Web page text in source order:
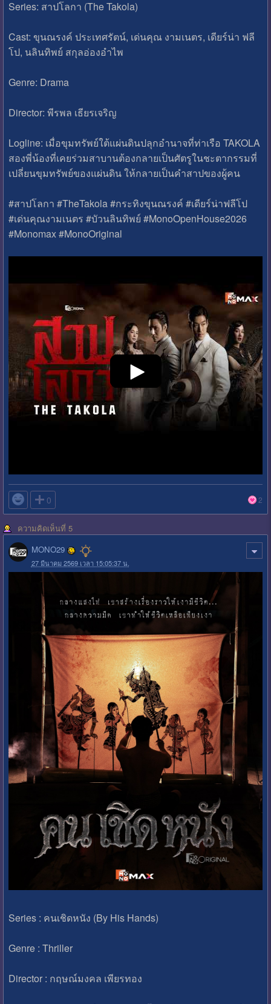
Series: สาปโลกา (The Takola)
Cast: ขุนณรงค์ ประเทศรัตน์, เด่นคุณ งามเนตร, เดียร์น่า ฟลี
โป, นลินทิพย์ สกุลอ่องอําไพ
Genre: Drama
Director: พีรพล เธียรเจริญ
Logline: เมื่อขุมทรัพย์ใต้แผ่นดินปลุกอำนาจที่ท่าเรือ TAKOLA
สองพี่น้องที่เคยร่วมสาบานต้องกลายเป็นศัตรูในชะตากรรมที่
เปลี่ยนขุมทรัพย์ของแผ่นดิน ให้กลายเป็นคำสาปของผู้คน
#สาปโลกา #TheTakola #กระทิงขุนณรงค์ #เดียร์น่าฟลีโป
#เด่นคุณงามเนตร #บัวนลินทิพย์ #MonoOpenHouse2026
#Monomax #MonoOriginal
 0 2
ความคิดเห็นที่ 5
MONO29
27 มีนาคม 2569 เวลา 15:05:37 น.
Series : คนเชิดหนัง (By His Hands)
Genre : Thriller
Director : กฤษณ์มงคล เพียรทอง